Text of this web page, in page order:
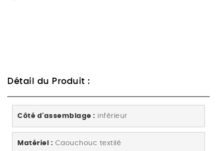
Détail du Produit :
Côté d'assemblage : inférieur
Matériel : Caouchouc textilé